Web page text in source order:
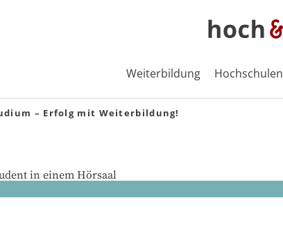
Weiterbildung Hochschulen
– Erfolg mit Weiterbildung!